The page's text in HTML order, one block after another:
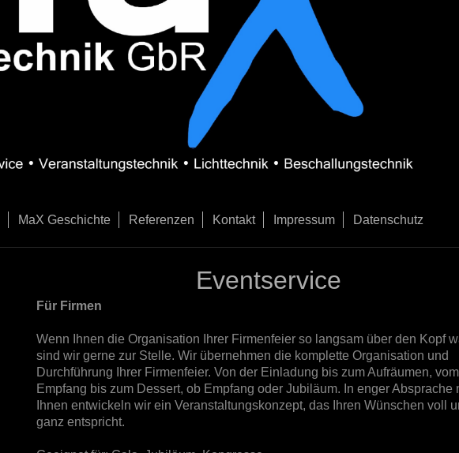
MaX Geschichte Referenzen Kontakt Impressum Datenschutz
Eventservice
Für Firmen
Wenn Ihnen die Organisation Ihrer Firmenfeier so langsam über den Kopf
sind wir gerne zur Stelle. Wir übernehmen die komplette Organisation und
Durchführung Ihrer Firmenfeier. Von der Einladung bis zum Aufräumen,
Empfang bis zum Dessert, ob Empfang oder Jubiläum. In enger Absprache
Ihnen entwickeln wir ein Veranstaltungskonzept, das Ihren Wünschen voll
ganz entspricht.